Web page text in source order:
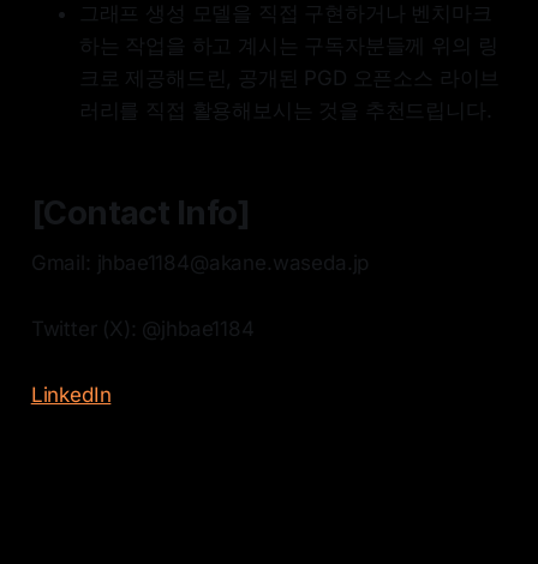
그래프 생성 모델을 직접 구현하거나 벤치마크
하는 작업을 하고 계시는 구독자분들께 위의 링
크로 제공해드린, 공개된 PGD 오픈소스 라이브
러리를 직접 활용해보시는 것을 추천드립니다.
[Contact Info]
Gmail: jhbae1184@akane.waseda.jp
Twitter (X): @jhbae1184
LinkedIn